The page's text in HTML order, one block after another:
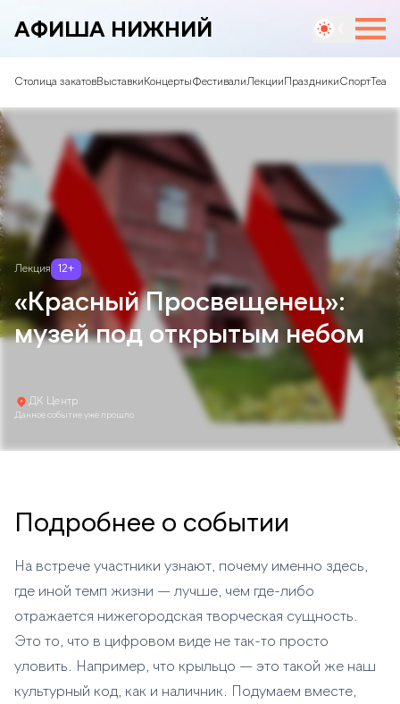
АФИША НИЖНИЙ
Столица закатовВыставкиКонцертыФестивалиЛекции ПраздникиСпорт
Лекция 12+
«Красный Просвещенец»:
музей под открытым небом
ДК Центр
Данное событие уже прошло
Подробнее о событии
На встрече участники узнают, почему именно здесь,
где иной темп жизни — лучше, чем где-либо
отражается нижегородская творческая сущность.
Это то, что в цифровом виде не так-то просто
уловить. Например, что крыльцо — это такой же наш
культурный код, как и наличник. Подумаем вместе,